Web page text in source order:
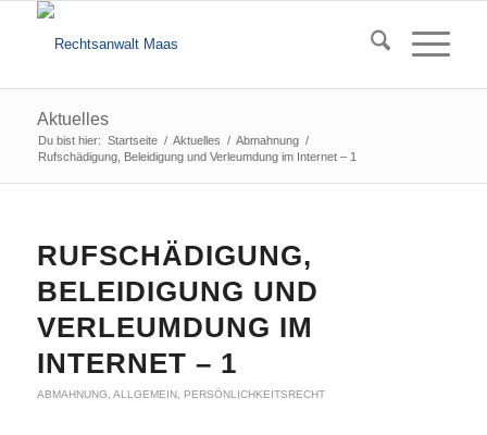
Aktuelles
Du bist hier: Startseite / Aktuelles / Abmahnung /
Rufschädigung, Beleidigung und Verleumdung im Internet – 1
RUFSCHÄDIGUNG,
BELEIDIGUNG UND
VERLEUMDUNG IM
INTERNET – 1
ABMAHNUNG ALLGEMEIN, PERSÖNLICHKEITSRECHT